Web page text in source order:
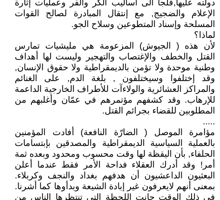
دولته عليها,فلجأ الى أساليب الكر والفر وعمليات إثارة
الإعلام والضجيج, مع إنتقال المبادرة لصالح القوات
المسلحة وإسناد المتطوعين وسلاح الجو.
لماذا؟
لأن هذه ( الجيوش) المزعومة هي مليشيات تمارس
القتل والخطف والإغتصاب والتهجير وليست لها أهداف
وطنية موحدة ولا تؤمن بالديمقراطية ولا حقوق الإنسان,
وقد إختلفوا وسيختلفون , بلغة الدم, على الغنائم
والمراكز العشائرية والولاءآت للأطراف الخارجية الداعمة
للإرهاب. وقد كشفهم مؤتمرهم في عمّان وأغلبهم من
المطلوبين للقضاء بجرائم القتل.
.....
مؤامرة الموصل ( الضارّة النافعة) أفادت المؤمنين
بالعملية السياسية الديمقراطية والمصدقين بإبتسامات
الحلفاء, بأن اليقظة لها وقت محسوب ومحدود وبعده ثمة
أمر! وقد أدرك العقلاء فداحة الأمر فقط عندما أعلن
البعثيون الداعشيون أن هدفهم بغداد والنجف وكربلاء.
بمعنى أنهم لايعرفون غير إبادة الشيعة وبدأوها كما أشرنا.
في ذلك الوقت حانت اللحظة التي تنتظرها الناس من